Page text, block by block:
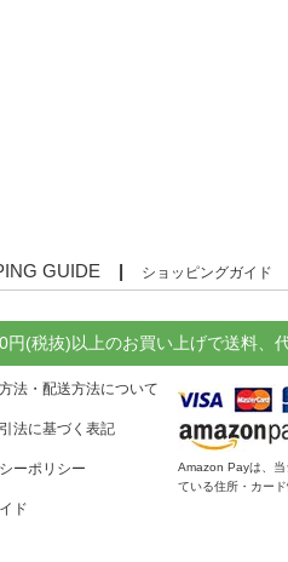
GUIDE | ショッピングガイド
円(税抜)以上のお買い上げで送料、
法・配送方法について
法に基づく表記
ーポリシー
ド
Amazon Payは、当
ている住所・カー